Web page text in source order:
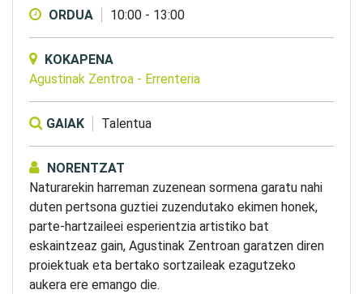
ORDUA 10:00 - 13:00
KOKAPENA
Agustinak Zentroa - Errenteria
GAIAK Talentua
NORENTZAT
Naturarekin harreman zuzenean sormena garatu nahi
duten pertsona guztiei zuzendutako ekimen honek,
parte-hartzaileei esperientzia artistiko bat
eskaintzeaz gain, Agustinak Zentroan garatzen diren
proiektuak eta bertako sortzaileak ezagutzeko
aukera ere emango die.